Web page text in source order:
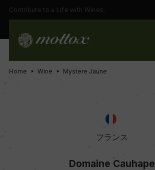
Contribute to a Life with Wines.
Home Wine Mystere Jaune
フランス
Domaine Cauhape